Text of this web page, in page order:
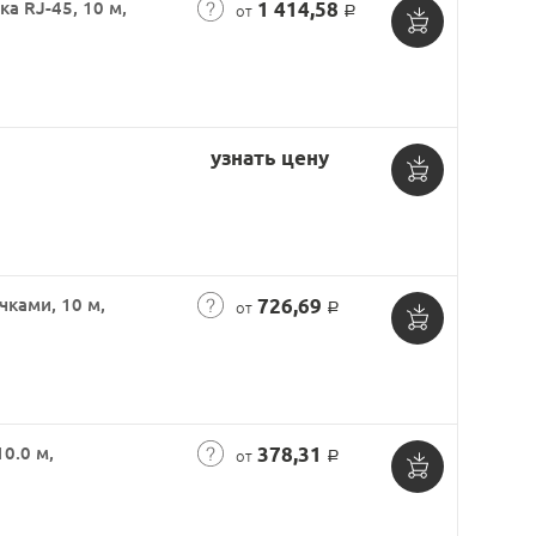
RJ-45, 10 м,
от 1 414,58 Р
узнать цену
10 м,
от 726,69 Р
м,
от 378,31 Р